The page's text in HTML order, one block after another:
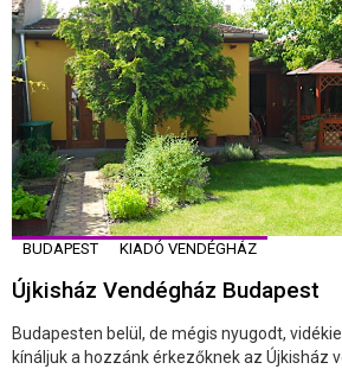
BUDAPEST KIADÓ VENDÉGHÁZ
Újkisház Vendégház Budapest
Budapesten belül, de mégis nyugodt,
kínáljuk a hozzánk érkezőknek az Újkisház